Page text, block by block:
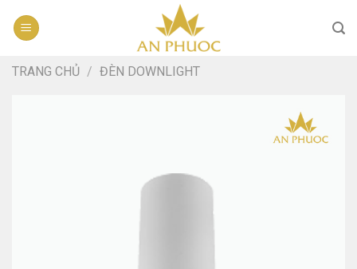
TRANG CHỦ / ĐÈN DOWNLIGHT